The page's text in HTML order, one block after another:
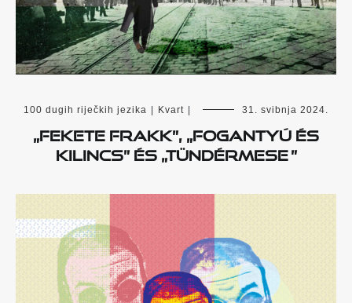
100 dugih riječkih jezika Kvart 31. svibnja 2024.
„Fekete frakk”, „Fogantyú és
kilincs” és „Tündérmese ”